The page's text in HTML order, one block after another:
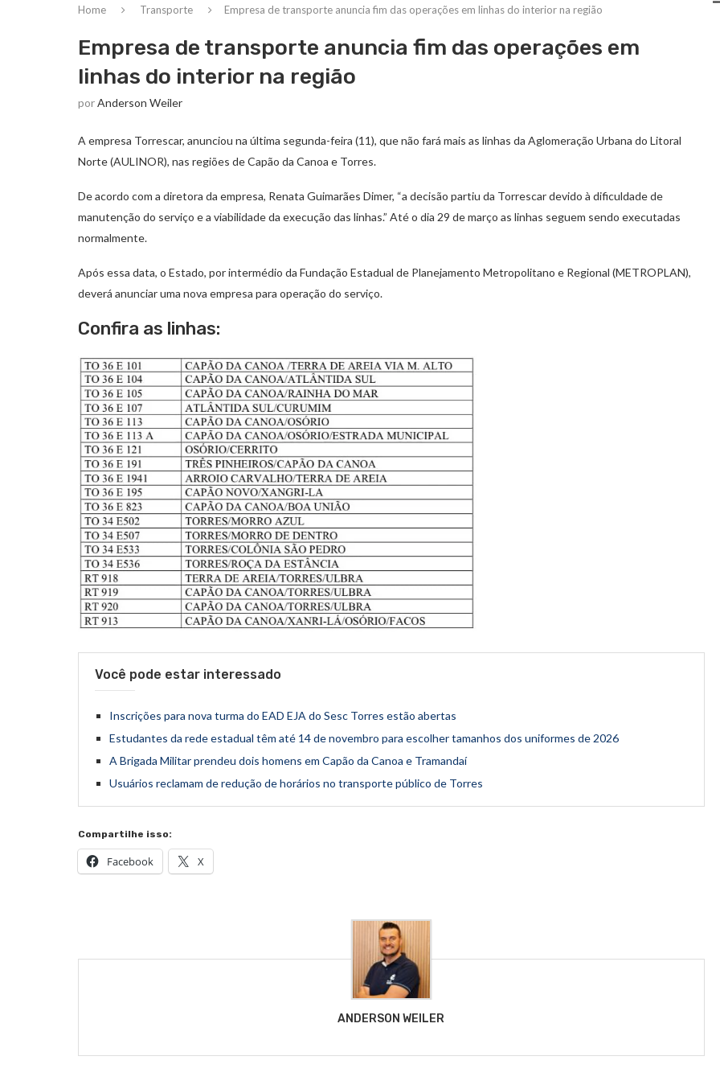
Home Transporte Empresa de transporte anuncia fim das operações em linhas do interior na região
Empresa de transporte anuncia fim das operações em
linhas do interior na região
porAnderson Weiler
A empresa Torrescar, anunciou na última segunda-feira (11), que não fará mais as linhas da Aglomeração Urbana do Litoral
Norte (AULINOR), nas regiões de Capão da Canoa e Torres.
De acordo com a diretora da empresa, Renata Guimarães Dimer, “a decisão partiu da Torrescar devido à dificuldade de
manutenção do serviço e a viabilidade da execução das linhas.” Até o dia 29 de março as linhas seguem sendo executadas
normalmente.
Após essa data, o Estado, por intermédio da Fundação Estadual de Planejamento Metropolitano e Regional (METROPLAN),
deverá anunciar uma nova empresa para operação do serviço.
Confira as linhas:
Você pode estar interessado
Inscrições para nova turma do EAD EJA do Sesc Torres estão abertas
Estudantes da rede estadual têm até 14 de novembro para escolher tamanhos dos uniformes de 2026
A Brigada Militar prendeu dois homens em Capão da Canoa e Tramandaí
Usuários reclamam de redução de horários no transporte público de Torres
Compartilhe isso:
Facebook X
ANDERSON WEILER